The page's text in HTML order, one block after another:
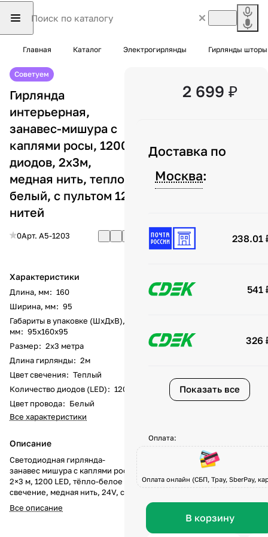
Главная Каталог Электрогирлянды Гирлянды
Советуем
Гирлянда
интерьерная,
занавес-мишура с
каплями росы, 1200
диодов, 2х3м,
медная нить, тепло-
белый, с пультом 12
нитей
0Арт. A5-1203
Характеристики
Длина, мм: 160
Ширина, мм: 95
Габариты в упаковке (ШхДхВ),
мм: 95х160х95
Размер: 2х3 метра
Длина гирлянды: 2м
Цвет свечения: Теплый
Количество диодов (LED): 1200
Цвет провода: Белый
Все характеристики
Описание
Светодиодная гирлянда-
занавес мишура с каплями росы
2×3 м, 1200 LED, тёпло-белое
свечение, медная нить, 24V, с
пультом
Гирлянда интерьерная занавес-
Все описание
2 699 ₽
Доставка по
Москва:
238.01
541
326
Показать все
Оплата:
Оплата онлайн (СБП, Tpay, SberPay,
В корзину